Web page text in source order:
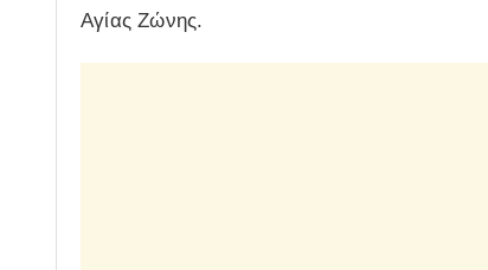
Αγίας Ζώνης.